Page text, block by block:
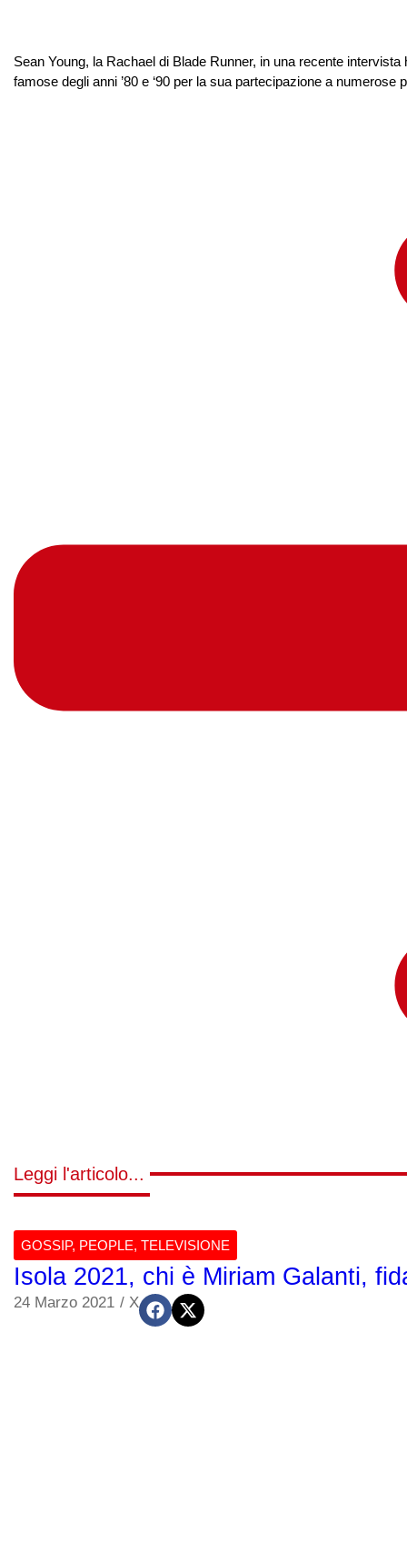
Sean Young, la Rachael di Blade Runner, in una recente
famose degli anni ’80 e ‘90 per la sua partecipazione a
Leggi l'articolo...
GOSSIP, PEOPLE, TELEVISIONE
Isola 2021, chi è Miriam Galanti,
24 Marzo 2021 / X